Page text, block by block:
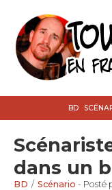
BD
dans un
BD / Scénario - Posté